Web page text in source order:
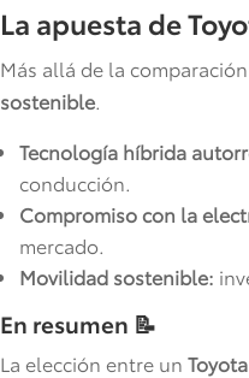
La apuesta de
Más allá de la
sostenible.
Tecnología híbrida
conducción.
Compromiso con la
mercado.
Movilidad sostenible:
En resumen 📝
La elección entre un